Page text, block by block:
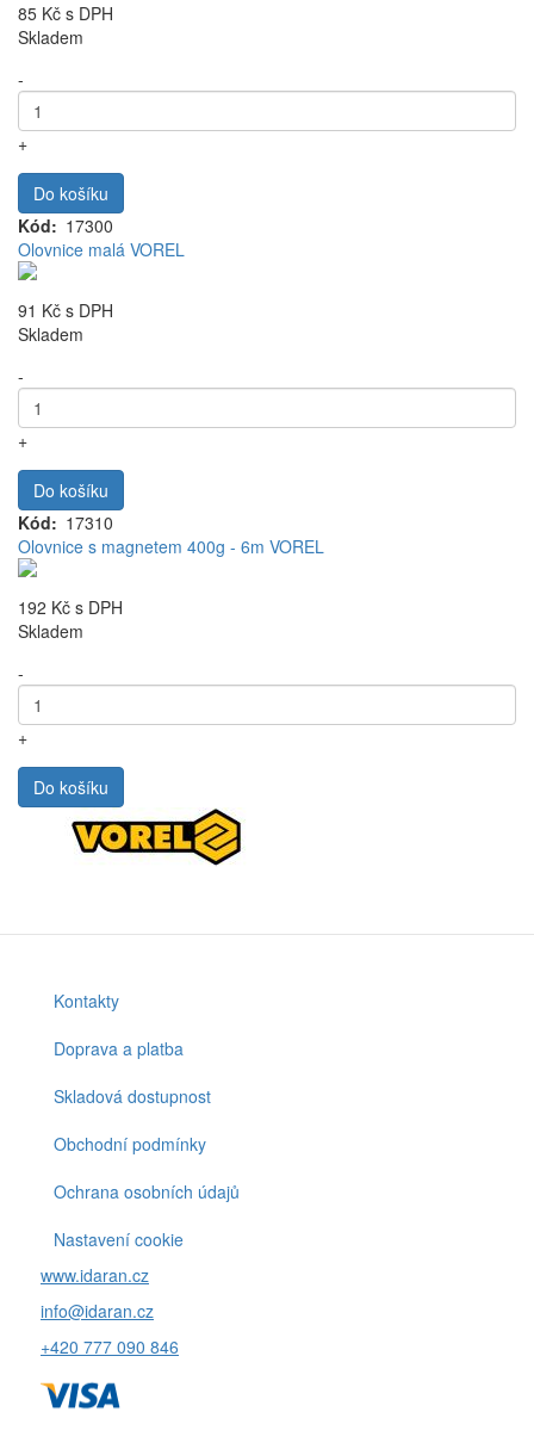
85 Kč s DPH
Skladem
-
+
Do košíku
Kód
17300
Olovnice malá VOREL
91 Kč s DPH
Skladem
-
+
Do košíku
Kód
17310
Olovnice s magnetem 400g - 6m VOREL
192 Kč s DPH
Skladem
-
+
Do košíku
Footer
menu
Kontakty
Doprava a platba
Skladová dostupnost
Obchodní podmínky
Ochrana osobních údajů
Nastavení cookie
www.idaran.cz
info@idaran.cz
+420 777 090 846